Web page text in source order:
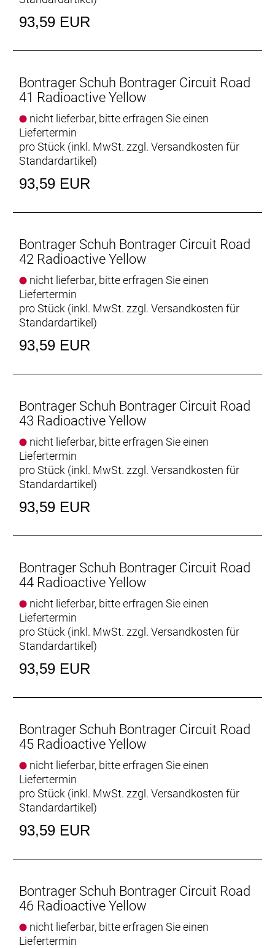
- Fasergehalt (Liner): 100 % Mesh
- Fasergehalt (Sohle): 67 % Nylon 6 / 20 % Glasfaser
- Fasergehalt (oben): 78 % thermoplastisches
Polyurethan / 14 % Polyurethan / 6 % Mesh / 2 %
Nylon
93,59 EUR
Bontrager Schuh Bontrager Circuit Road
41 Radioactive Yellow
nicht lieferbar, bitte erfragen Sie einen
Liefertermin
pro Stück (inkl. MwSt. zzgl. Versandkosten für
Standardartikel)
93,59 EUR
Bontrager Schuh Bontrager Circuit Road
42 Radioactive Yellow
nicht lieferbar, bitte erfragen Sie einen
Liefertermin
pro Stück (inkl. MwSt. zzgl. Versandkosten für
Standardartikel)
93,59 EUR
Bontrager Schuh Bontrager Circuit Road
43 Radioactive Yellow
nicht lieferbar, bitte erfragen Sie einen
Liefertermin
pro Stück (inkl. MwSt. zzgl. Versandkosten für
Standardartikel)
93,59 EUR
Bontrager Schuh Bontrager Circuit Road
44 Radioactive Yellow
nicht lieferbar, bitte erfragen Sie einen
Liefertermin
pro Stück (inkl. MwSt. zzgl. Versandkosten für
Standardartikel)
93,59 EUR
Bontrager Schuh Bontrager Circuit Road
45 Radioactive Yellow
nicht lieferbar, bitte erfragen Sie einen
Liefertermin
pro Stück (inkl. MwSt. zzgl. Versandkosten für
Standardartikel)
93,59 EUR
Bontrager Schuh Bontrager Circuit Road
46 Radioactive Yellow
nicht lieferbar, bitte erfragen Sie einen
Liefertermin